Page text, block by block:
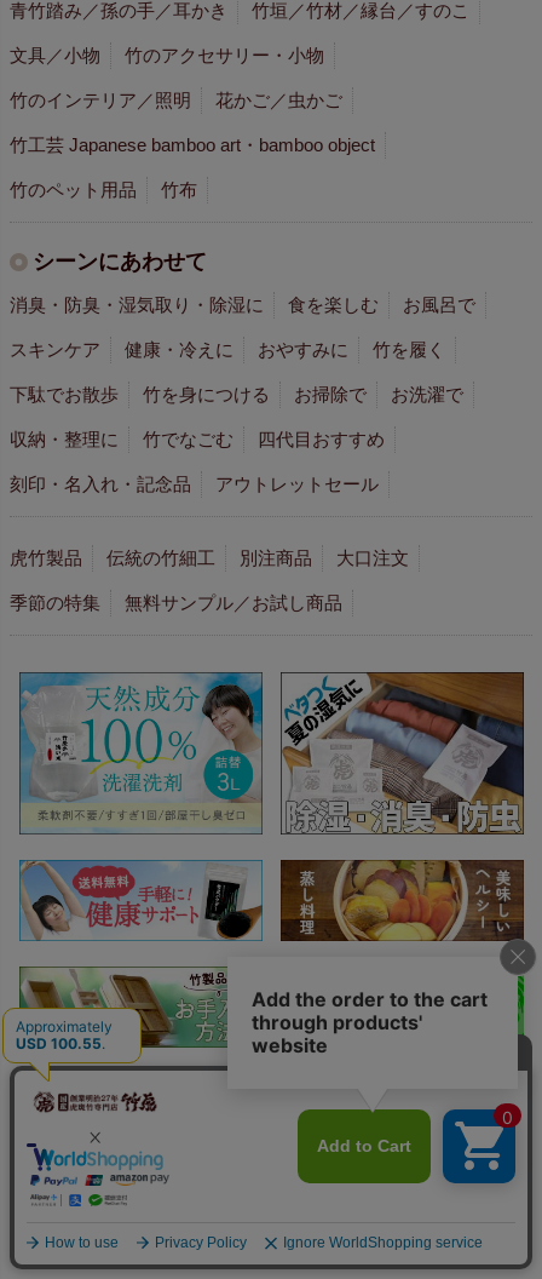
青竹踏み／孫の手／耳かき 竹垣／竹材／縁台／すのこ
文具／小物 竹のアクセサリー・小物
竹のインテリア／照明 花かご／虫かご
竹工芸 Japanese bamboo art・bamboo object
竹のペット用品 竹布
シーンにあわせて
消臭・防臭・湿気取り・除湿に 食を楽しむ お風呂で
スキンケア 健康・冷えに おやすみに 竹を履く
下駄でお散歩 竹を身につける お掃除で お洗濯で
収納・整理に 竹でなごむ 四代目おすすめ
刻印・名入れ・記念品 アウトレットセール
虎竹製品 伝統の竹細工 別注商品 大口注文
季節の特集 無料サンプル／お試し商品